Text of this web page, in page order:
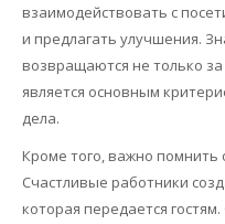
взаимодействовать с
и предлагать улучшения.
возвращаются не только
является основным
дела.
Кроме того, важно
Счастливые работники
которая передается